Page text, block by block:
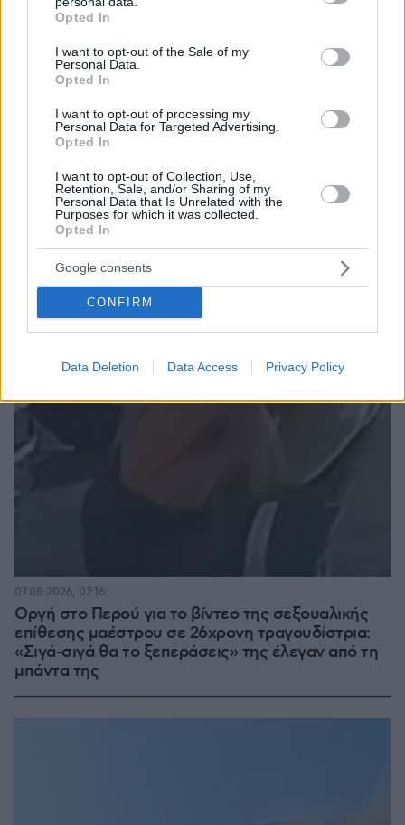
grant or deny consent to Google and its third-party tags to
use your data for below specified purposes in below Google
consent section.
Opted In
I want to opt-out of the Sale of my
Personal Data.
Opted In
I want to opt-out of processing my
Personal Data for Targeted Advertising.
Opted In
I want to opt-out of Collection, Use,
Retention, Sale, and/or Sharing of my
Personal Data that Is Unrelated with the
Purposes for which it was collected.
Opted In
Google consents
CONFIRM
Data Deletion Data Access Privacy Policy
υιοθέτησαν τον Αφγανό στη Λέσβο - Η αρχική
εκδοχή για το φονικό στην Κυψέλη και η σιωπή
στην απολογία
07.08.2026, 07:19
Οργή στο Περού για το βίντεο της σεξουαλικής
επίθεσης μαέστρου σε 26χρονη τραγουδίστρια:
«Σιγά-σιγά θα το ξεπεράσεις» της έλεγαν από τη
μπάντα της
07.08.2026, 07:16